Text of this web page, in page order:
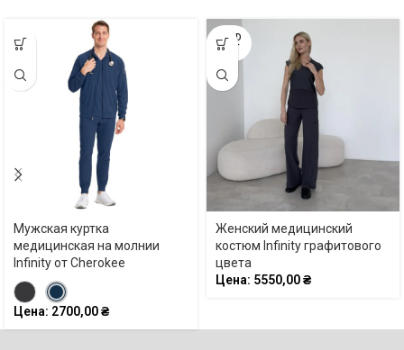
Мужская куртка
медицинская на молнии
Infinity от Cherokee
Цена: 2700,00₴
SOLD
OUT
Женский медицинский
костюм Infinity графитового
цвета
Цена: 5550,00₴